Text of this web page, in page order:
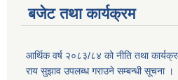
बजेट तथा कार्यक्रम
आर्थिक वर्ष २०८३/८४ को नीति तथा
राय सुझाव उपलब्ध गराउने सम्बन्धी सूचना ।